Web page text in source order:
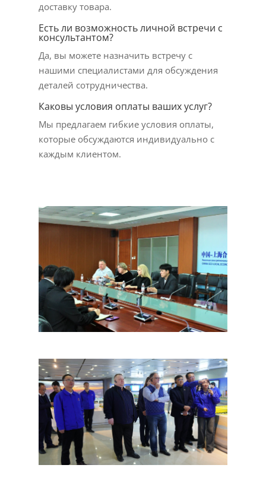
доставку товара.
Есть ли возможность личной встречи с
консультантом?
Да, вы можете назначить встречу с
нашими специалистами для обсуждения
деталей сотрудничества.
Каковы условия оплаты ваших услуг?
Мы предлагаем гибкие условия оплаты,
которые обсуждаются индивидуально с
каждым клиентом.